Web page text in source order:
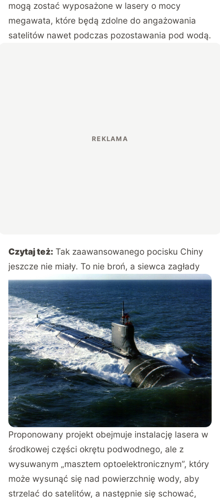
mogą zostać wyposażone w lasery o mocy
megawata, które będą zdolne do angażowania
satelitów nawet podczas pozostawania pod wodą.
Czytaj też: Tak zaawansowanego pocisku Chiny
jeszcze nie miały. To nie broń, a siewca zagłady
Proponowany projekt obejmuje instalację lasera w
środkowej części okrętu podwodnego, ale z
wysuwanym „masztem optoelektronicznym”, który
może wysunąć się nad powierzchnię wody, aby
strzelać do satelitów, a następnie się schować,